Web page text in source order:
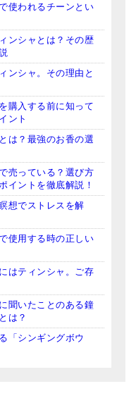
使われるチーンとい
ンシャとは？その歴
ンシャ。その理由と
購入する前に知って
ント
は？最強のお香の選
売っている？選び方
イントを徹底解説！
想でストレスを解
使用する時の正しい
はティンシャ。ご存
聞いたことのある鐘
は？
「シンギングボウ